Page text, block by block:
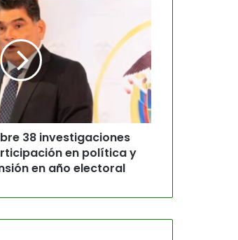
38 investigaciones
en política y
en año electoral